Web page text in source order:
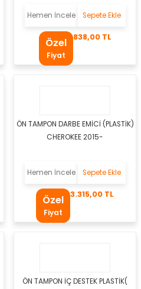
Hemen İncele Sepete Ekle
Özel
Fiyat
838,00 TL
ÖN TAMPON DARBE EMİCİ (PLASTİK)
CHEROKEE 2015-
Hemen İncele Sepete Ekle
Özel
Fiyat
3.315,00 TL
ÖN TAMPON İÇ DESTEK PLASTİK(